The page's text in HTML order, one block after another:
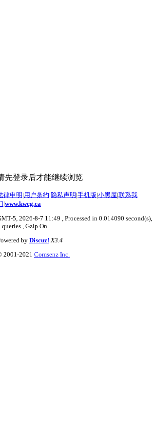
先登录后才能继续浏览
律申明 |用户条约|隐私声明 |手机版|小黑屋|联系我
|www.kwcg.ca
5, 2026-8-7 11:49 , Processed in 0.014090 second(s),
queries , Gzip On.
byDiscuz! X3.4
2001-2021 Comsenz Inc.